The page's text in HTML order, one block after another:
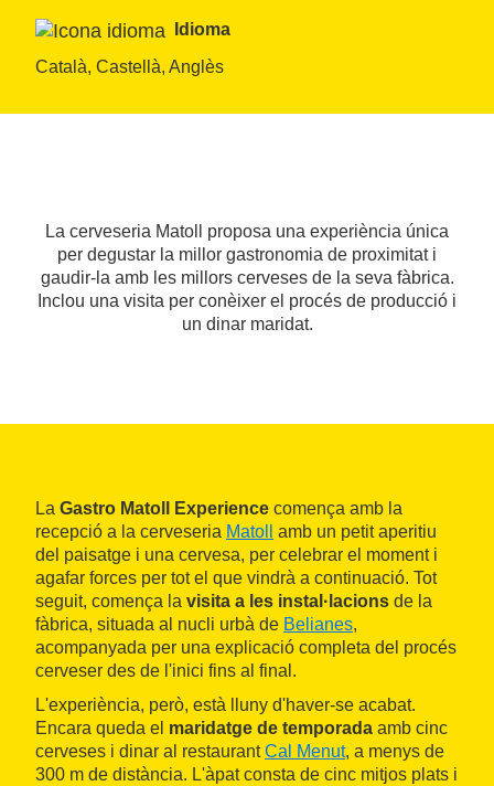
Idioma
Català, Castellà, Anglès
La cerveseria Matoll proposa una experiència única
per degustar la millor gastronomia de proximitat i
gaudir-la amb les millors cerveses de la seva fàbrica.
Inclou una visita per conèixer el procés de producció i
un dinar maridat.
La Gastro Matoll Experience comença amb la
recepció a la cerveseria Matoll
amb un petit aperitiu
del paisatge i una cervesa, per celebrar el moment i
agafar forces per tot el que vindrà a continuació. Tot
seguit, comença la visita a les instal·lacions de la
fàbrica, situada al nucli urbà de Belianes,
acompanyada per una explicació completa del procés
cerveser des de l'inici fins al final.
L'experiència, però, està lluny d'haver-se acabat.
Encara queda el maridatge de temporada amb cinc
cerveses i dinar al restaurantCal Menut, a menys de
300 m de distància. L'àpat consta de cinc mitjos plats i